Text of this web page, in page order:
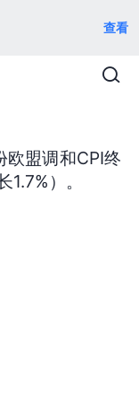
查看
欧盟调和CPI终
）。